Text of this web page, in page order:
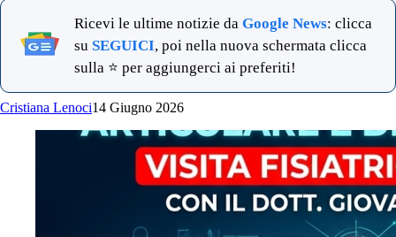
Ricevi le ultime notizie da Google News: clicca
su SEGUICI, poi nella nuova schermata clicca
sulla ⭐ per aggiungerci ai preferiti!
Cristiana Lenoci14 Giugno 2026